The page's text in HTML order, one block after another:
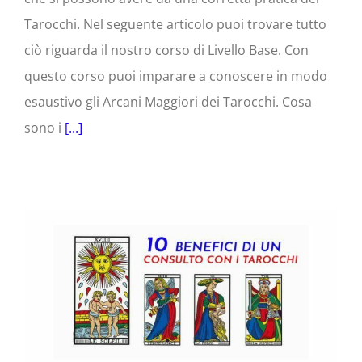
Tarocchi. Nel seguente articolo puoi trovare tutto
ciò riguarda il nostro corso di Livello Base. Con
questo corso puoi imparare a conoscere in modo
esaustivo gli Arcani Maggiori dei Tarocchi. Cosa
sono i [...]